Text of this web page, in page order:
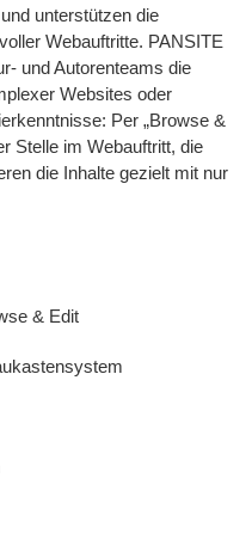
unterstützen die
Webauftritte. PANSITE
und Autorenteams die
Websites oder
Per „Browse &
Stelle im Webauftritt, die
die Inhalte gezielt mit nur
& Edit